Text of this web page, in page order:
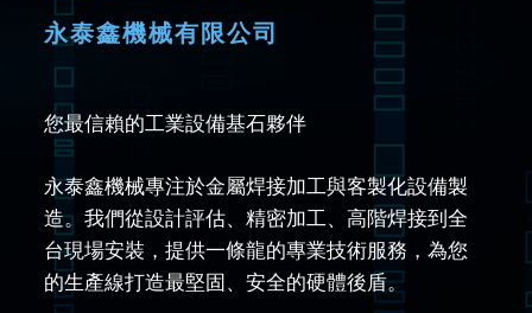
永泰鑫機械有限公司
您最信賴的工業設備基石夥伴
永泰鑫機械專注於金屬焊接加工與客製化設備製
造。我們從設計評估、精密加工、高階焊接到全
台現場安裝，提供一條龍的專業技術服務，為您
的生產線打造最堅固、安全的硬體後盾。